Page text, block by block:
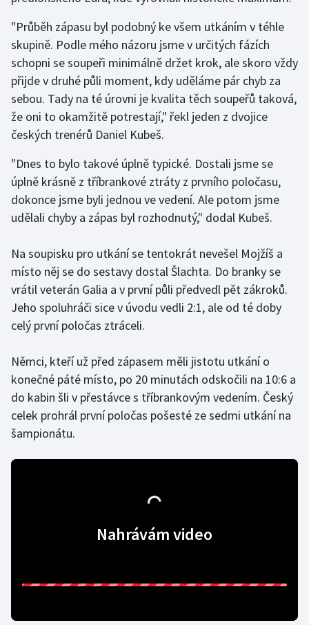
Golf
Gymnastika
Házená
Jezdectví
Judo
Krasobruslení
Lezení
Moderní pětiboj
Motorsport
Olympijské hry
Parasport
Plavání
Plážový volejbal
Rychlostní kanoistika
"Průběh zápasu byl podobný ke všem utkáním v téhle
skupině. Podle mého názoru jsme v určitých fázích
schopni se soupeři minimálně držet krok, ale skoro vždy
přijde v druhé půli moment, kdy uděláme pár chyb za
sebou. Tady na té úrovni je kvalita těch soupeřů taková,
že oni to okamžitě potrestají," řekl jeden z dvojice
českých trenérů Daniel Kubeš.
"Dnes to bylo takové úplně typické. Dostali jsme se
úplně krásně z tříbrankové ztráty z prvního poločasu,
dokonce jsme byli jednou ve vedení. Ale potom jsme
udělali chyby a zápas byl rozhodnutý," dodal Kubeš.
Na soupisku pro utkání se tentokrát nevešel Mojžíš a
místo něj se do sestavy dostal Šlachta. Do branky se
vrátil veterán Galia a v první půli předvedl pět zákroků.
Jeho spoluhráči sice v úvodu vedli 2:1, ale od té doby
celý první poločas ztráceli.
Němci, kteří už před zápasem měli jistotu utkání o
konečné páté místo, po 20 minutách odskočili na 10:6 a
do kabin šli v přestávce s tříbrankovým vedením. Český
celek prohrál první poločas pošesté ze sedmi utkání na
šampionátu.
Nahrávám video